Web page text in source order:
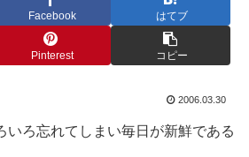
Facebook はてブ
Pinterest コピー
2006.03.30
いろ忘れてしまい毎日が新鮮である